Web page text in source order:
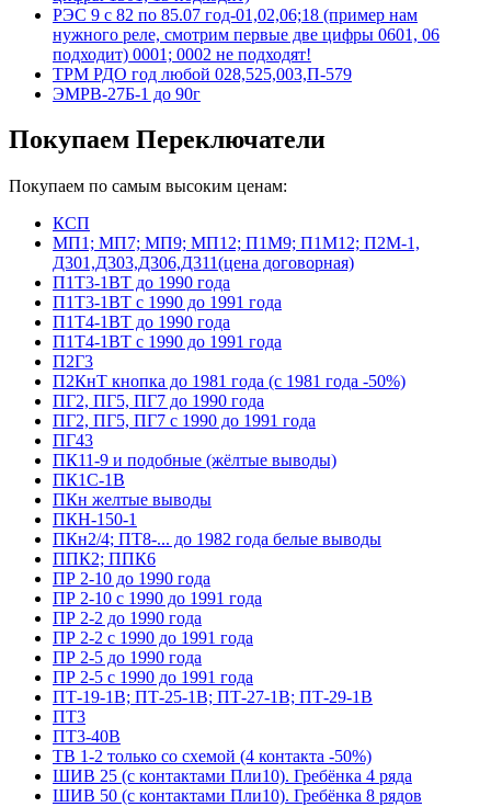
РЭС 9 с 82 по 85.07 год-01,02,06;18 (пример нам
нужного реле, смотрим первые две цифры 0601, 06
подходит) 0001; 0002 не подходят!
ТРМ РДО год любой 028,525,003,П-579
ЭМРВ-27Б-1 до 90г
Покупаем Переключатели
Покупаем по самым высоким ценам:
КСП
МП1; МП7; МП9; МП12; П1М9; П1М12; П2М-1,
Д301,Д303,Д306,Д311(цена договорная)
П1Т3-1ВТ до 1990 года
П1Т3-1ВТ с 1990 до 1991 года
П1Т4-1ВТ до 1990 года
П1Т4-1ВТ с 1990 до 1991 года
П2Г3
П2КнТ кнопка до 1981 года (с 1981 года -50%)
ПГ2, ПГ5, ПГ7 до 1990 года
ПГ2, ПГ5, ПГ7 с 1990 до 1991 года
ПГ43
ПК11-9 и подобные (жёлтые выводы)
ПК1С-1В
ПКн желтые выводы
ПКН-150-1
ПКн2/4; ПТ8-... до 1982 года белые выводы
ППК2; ППК6
ПР 2-10 до 1990 года
ПР 2-10 с 1990 до 1991 года
ПР 2-2 до 1990 года
ПР 2-2 с 1990 до 1991 года
ПР 2-5 до 1990 года
ПР 2-5 с 1990 до 1991 года
ПТ-19-1В; ПТ-25-1В; ПТ-27-1В; ПТ-29-1В
ПТ3
ПТ3-40В
ТВ 1-2 только со схемой (4 контакта -50%)
ШИВ 25 (с контактами Пли10). Гребёнка 4 ряда
ШИВ 50 (с контактами Пли10). Гребёнка 8 рядов